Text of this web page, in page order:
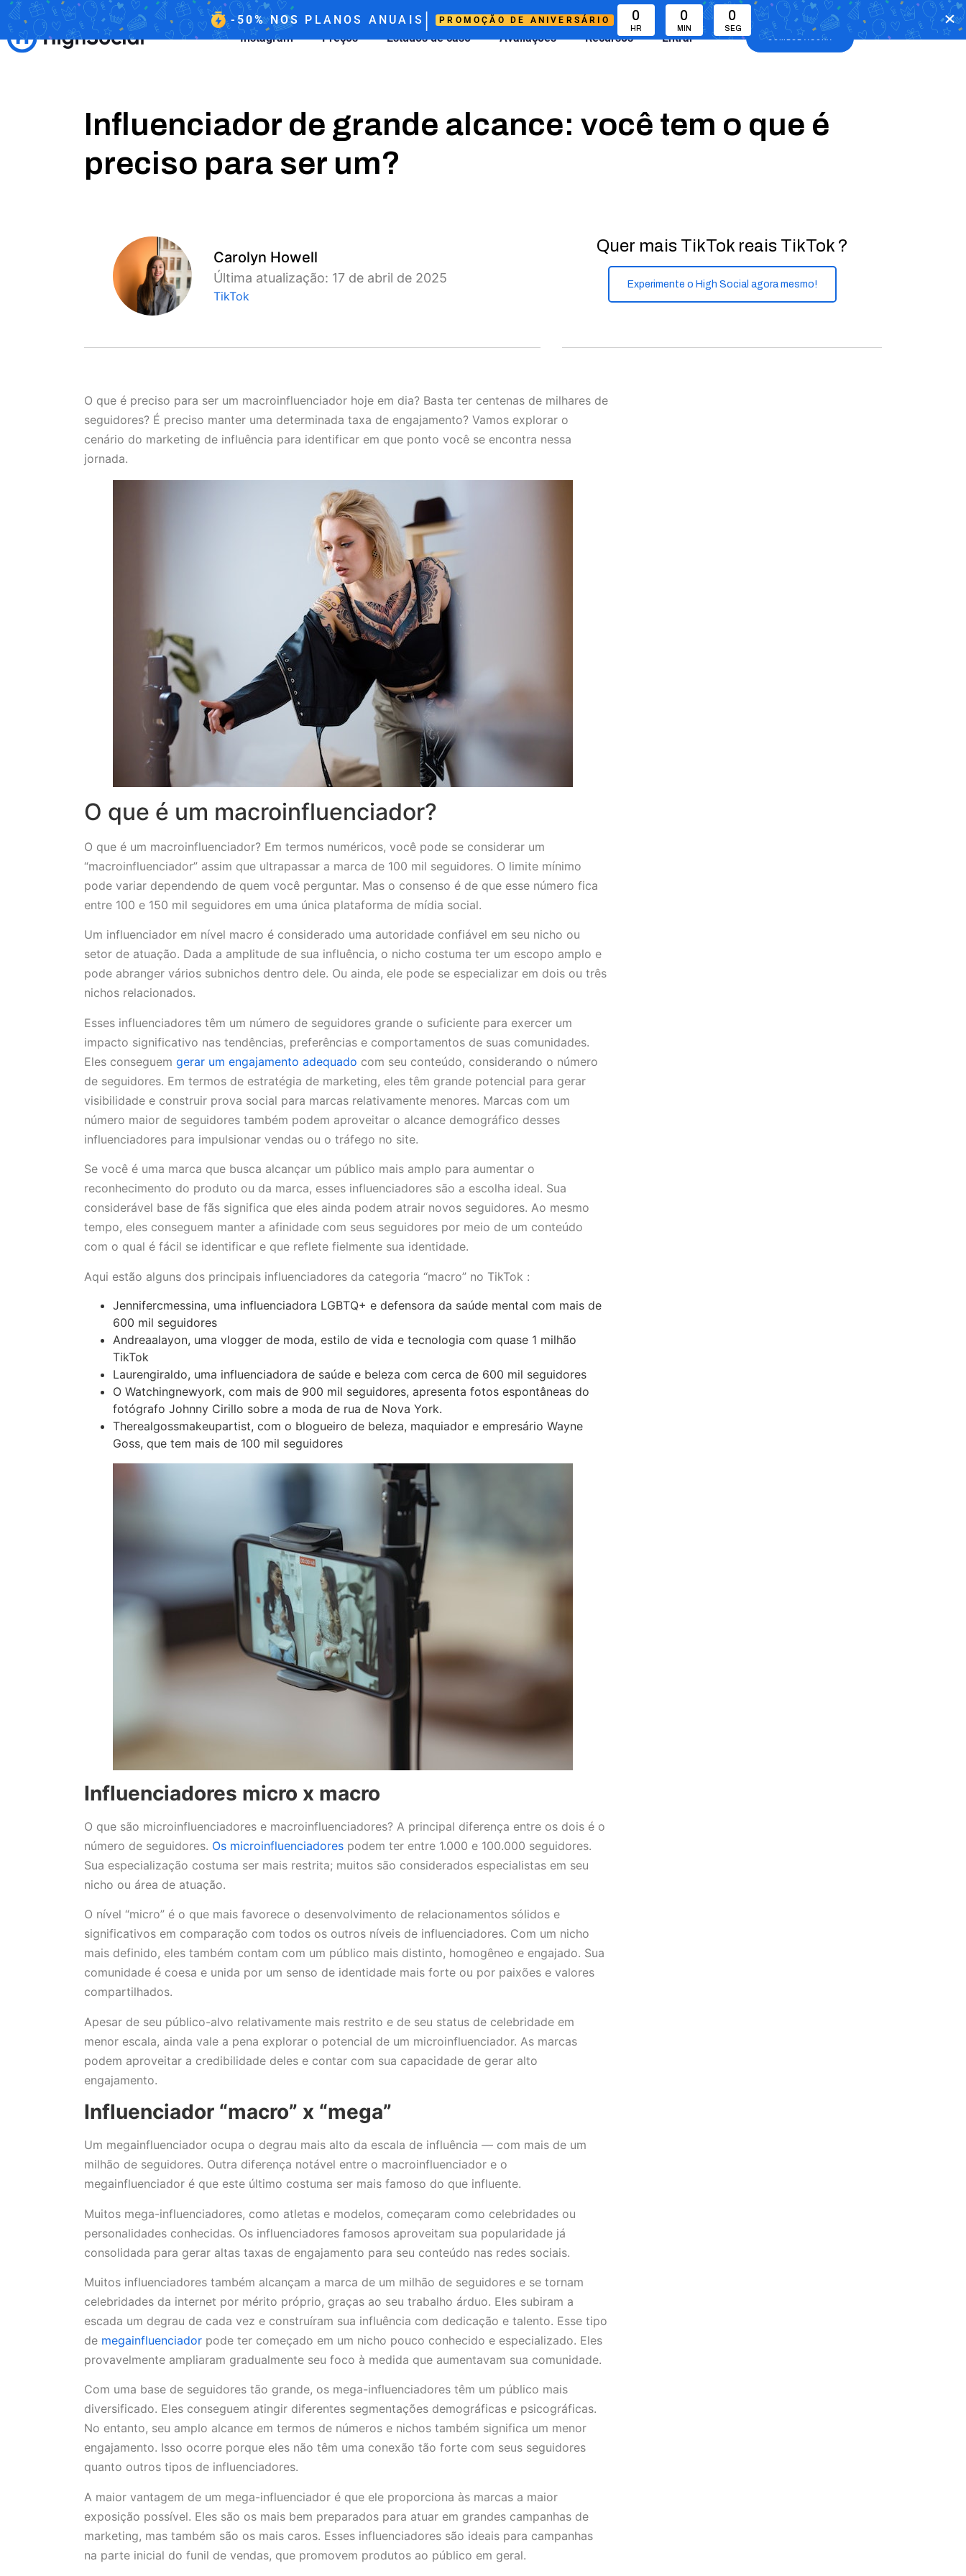
-50%NOS PLANOS ANUAIS | PROMOÇÃO DE ANIVERSÁRIO 0
HR
0
MIN
0
SEG
Instagram Preços Estudos de caso Avaliações Recursos Entrar COMECE AGORA
Influenciador de grande alcance: você tem o que é
preciso para ser um?
Carolyn Howell
Última atualização: 17 de abril de 2025
TikTok
Quer mais TikTok reais TikTok ?
Experimente o High Social agora mesmo!
O que é preciso para ser um macroinfluenciador hoje em dia? Basta ter centenas de milhares de
seguidores? É preciso manter uma determinada taxa de engajamento? Vamos explorar o
cenário do marketing de influência para identificar em que ponto você se encontra nessa
jornada.
O que é um macroinfluenciador?
O que é um macroinfluenciador? Em termos numéricos, você pode se considerar um
“macroinfluenciador” assim que ultrapassar a marca de 100 mil seguidores. O limite mínimo
pode variar dependendo de quem você perguntar. Mas o consenso é de que esse número fica
entre 100 e 150 mil seguidores em uma única plataforma de mídia social.
Um influenciador em nível macro é considerado uma autoridade confiável em seu nicho ou
setor de atuação. Dada a amplitude de sua influência, o nicho costuma ter um escopo amplo e
pode abranger vários subnichos dentro dele. Ou ainda, ele pode se especializar em dois ou três
nichos relacionados.
Esses influenciadores têm um número de seguidores grande o suficiente para exercer um
impacto significativo nas tendências, preferências e comportamentos de suas comunidades.
Eles conseguem gerar um engajamento adequado com seu conteúdo, considerando o número
de seguidores. Em termos de estratégia de marketing, eles têm grande potencial para gerar
visibilidade e construir prova social para marcas relativamente menores. Marcas com um
número maior de seguidores também podem aproveitar o alcance demográfico desses
influenciadores para impulsionar vendas ou o tráfego no site.
Se você é uma marca que busca alcançar um público mais amplo para aumentar o
reconhecimento do produto ou da marca, esses influenciadores são a escolha ideal. Sua
considerável base de fãs significa que eles ainda podem atrair novos seguidores. Ao mesmo
tempo, eles conseguem manter a afinidade com seus seguidores por meio de um conteúdo
com o qual é fácil se identificar e que reflete fielmente sua identidade.
Aqui estão alguns dos principais influenciadores da categoria “macro” no TikTok :
Jennifercmessina, uma influenciadora LGBTQ+ e defensora da saúde mental com mais de
600 mil seguidores
Andreaalayon, uma vlogger de moda, estilo de vida e tecnologia com quase 1 milhão
TikTok
Laurengiraldo, uma influenciadora de saúde e beleza com cerca de 600 mil seguidores
O Watchingnewyork, com mais de 900 mil seguidores, apresenta fotos espontâneas do
fotógrafo Johnny Cirillo sobre a moda de rua de Nova York.
Therealgossmakeupartist, com o blogueiro de beleza, maquiador e empresário Wayne
Goss, que tem mais de 100 mil seguidores
Influenciadores micro x macro
O que são microinfluenciadores e macroinfluenciadores? A principal diferença entre os dois é o
número de seguidores. Os microinfluenciadores podem ter entre 1.000 e 100.000 seguidores.
Sua especialização costuma ser mais restrita; muitos são considerados especialistas em seu
nicho ou área de atuação.
O nível “micro” é o que mais favorece o desenvolvimento de relacionamentos sólidos e
significativos em comparação com todos os outros níveis de influenciadores. Com um nicho
mais definido, eles também contam com um público mais distinto, homogêneo e engajado. Sua
comunidade é coesa e unida por um senso de identidade mais forte ou por paixões e valores
compartilhados.
Apesar de seu público-alvo relativamente mais restrito e de seu status de celebridade em
menor escala, ainda vale a pena explorar o potencial de um microinfluenciador. As marcas
podem aproveitar a credibilidade deles e contar com sua capacidade de gerar alto
engajamento.
Influenciador “macro” x “mega”
Um megainfluenciador ocupa o degrau mais alto da escala de influência — com mais de um
milhão de seguidores. Outra diferença notável entre o macroinfluenciador e o
megainfluenciador é que este último costuma ser mais famoso do que influente.
Muitos mega-influenciadores, como atletas e modelos, começaram como celebridades ou
personalidades conhecidas. Os influenciadores famosos aproveitam sua popularidade já
consolidada para gerar altas taxas de engajamento para seu conteúdo nas redes sociais.
Muitos influenciadores também alcançam a marca de um milhão de seguidores e se tornam
celebridades da internet por mérito próprio, graças ao seu trabalho árduo. Eles subiram a
escada um degrau de cada vez e construíram sua influência com dedicação e talento. Esse tipo
de megainfluenciador pode ter começado em um nicho pouco conhecido e especializado. Eles
provavelmente ampliaram gradualmente seu foco à medida que aumentavam sua comunidade.
Com uma base de seguidores tão grande, os mega-influenciadores têm um público mais
diversificado. Eles conseguem atingir diferentes segmentações demográficas e psicográficas.
No entanto, seu amplo alcance em termos de números e nichos também significa um menor
engajamento. Isso ocorre porque eles não têm uma conexão tão forte com seus seguidores
quanto outros tipos de influenciadores.
A maior vantagem de um mega-influenciador é que ele proporciona às marcas a maior
exposição possível. Eles são os mais bem preparados para atuar em grandes campanhas de
marketing, mas também são os mais caros. Esses influenciadores são ideais para campanhas
na parte inicial do funil de vendas, que promovem produtos ao público em geral.